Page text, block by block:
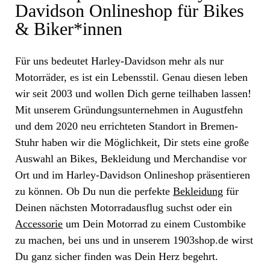
Davidson Onlineshop für Bikes
& Biker*innen
Für uns bedeutet Harley-Davidson mehr als nur
Motorräder, es ist ein Lebensstil. Genau diesen leben
wir seit 2003 und wollen Dich gerne teilhaben lassen!
Mit unserem Gründungsunternehmen in Augustfehn
und dem 2020 neu errichteten Standort in Bremen-
Stuhr haben wir die Möglichkeit, Dir stets eine große
Auswahl an Bikes, Bekleidung und Merchandise vor
Ort und im Harley-Davidson Onlineshop präsentieren
zu können. Ob Du nun die perfekteBekleidung für
Deinen nächsten Motorradausflug suchst oder ein
Accessorie um Dein Motorrad zu einem Custombike
zu machen, bei uns und in unserem 1903shop.de wirst
Du ganz sicher finden was Dein Herz begehrt.